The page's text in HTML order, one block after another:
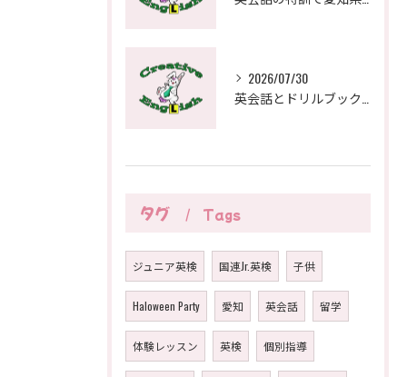
2026/07/30
タグ Tags
ジュニア英検 国連Jr.英検 子供
Haloween Party 愛知 英会話 留学
体験レッスン 英検 個別指導